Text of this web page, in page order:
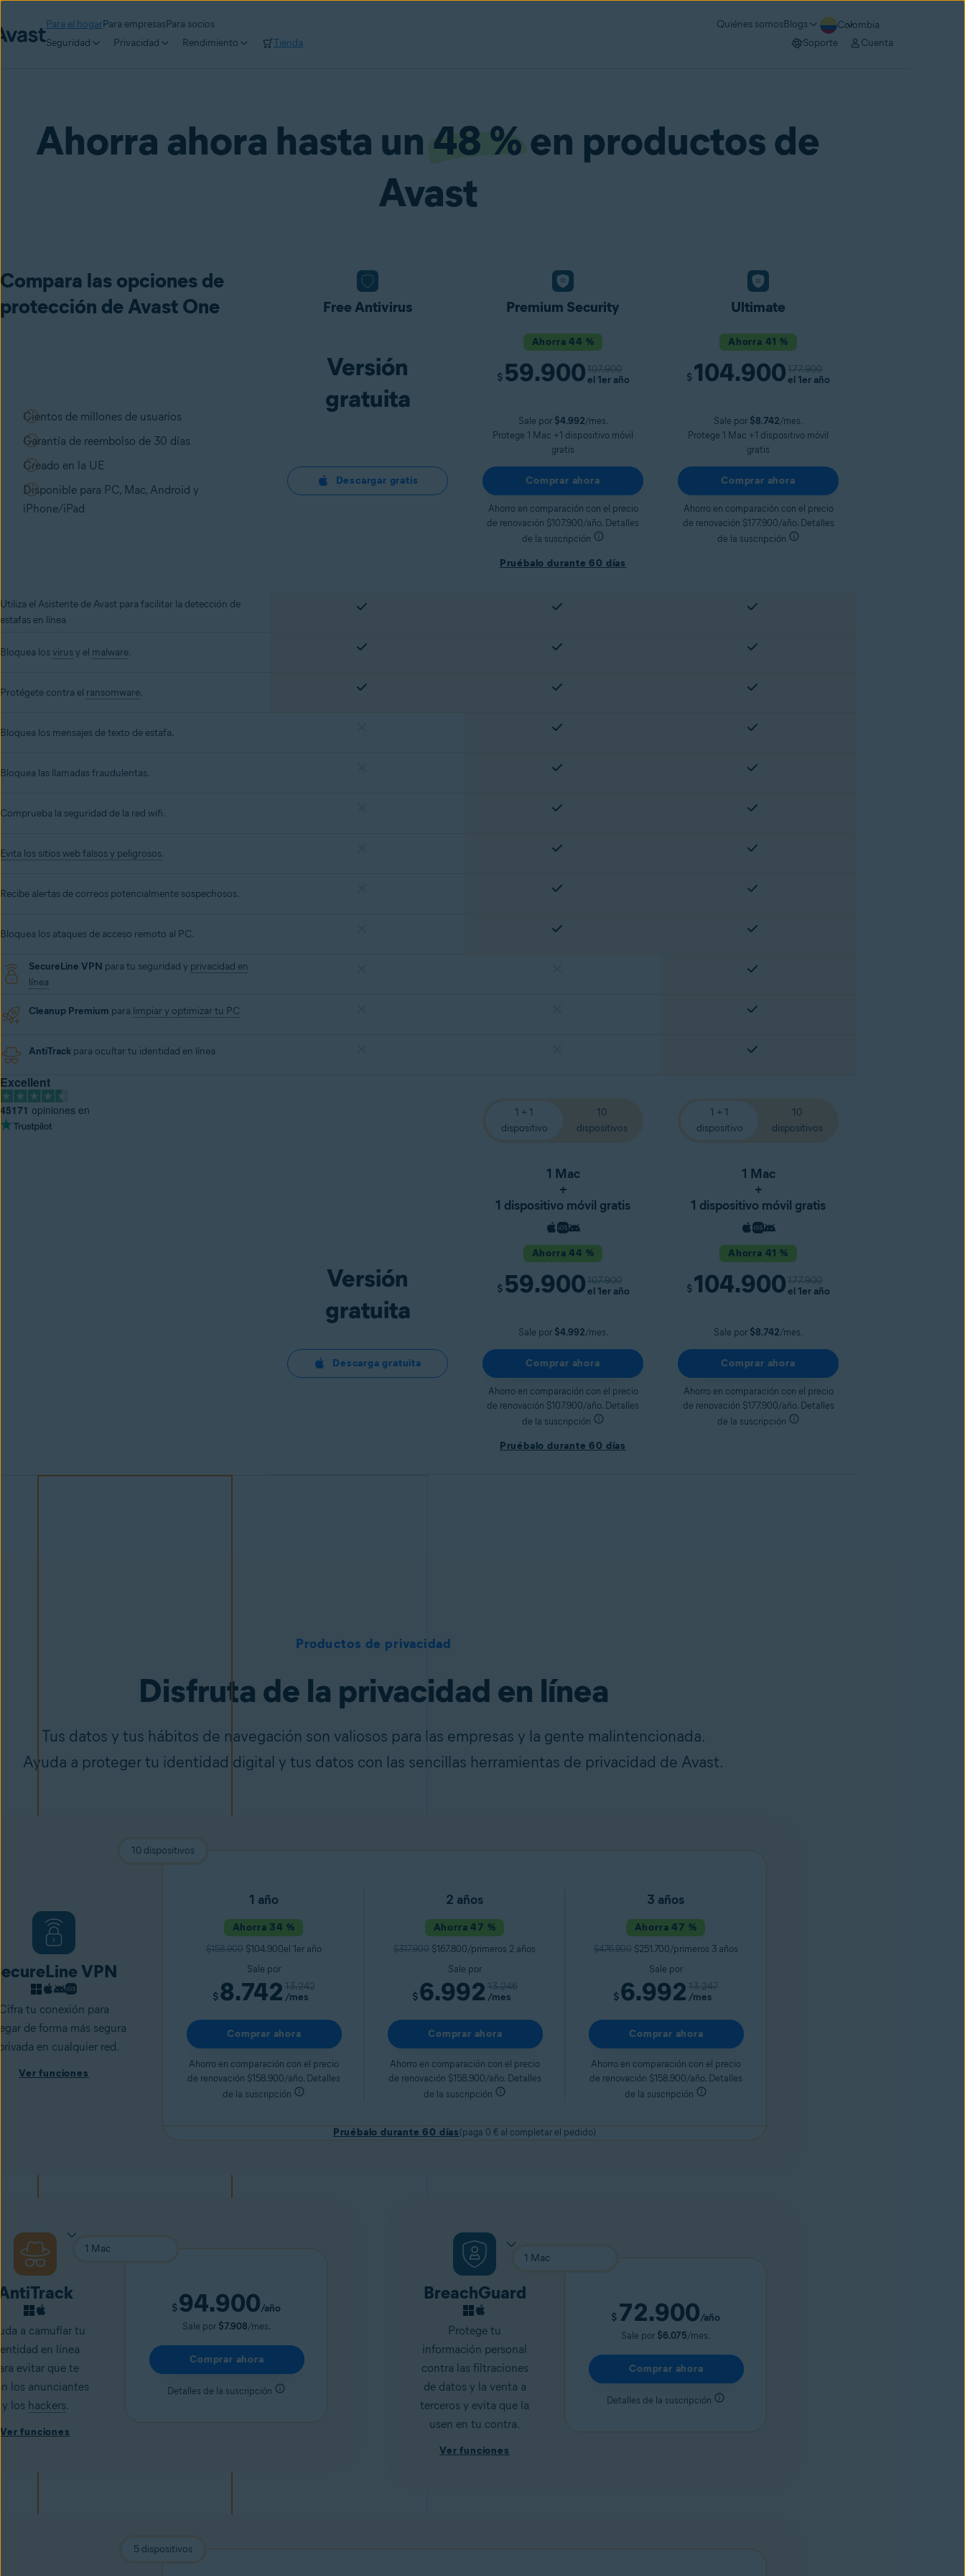
Para el hogarPara empresasPara socios Quiénes somosBlogs
Colombia
Seguridad
Privacidad Rendimiento Tienda Soporte Cuenta
Ahorra ahora hasta un 48 %en productos de
Avast
Compara las opciones de
protección de Avast One
Free Antivirus Premium Security Ultimate
Cientos de millones de usuarios
Garantía de reembolso de 30 días
Creado en la UE
Disponible para PC, Mac, Android y
iPhone/iPad
Versión
gratuita
Descargar gratis
Ahorra 44 %
$ 59.900107.900
el 1er año
Sale por $4.992/mes.
Protege 1 Mac +1 dispositivo móvil
gratis
Comprar ahora
Ahorro en comparación con el precio
de renovación $107.900/año. Detalles
de la suscripción
Pruébalo durante 60 días
Ahorra 41 %
$104.900177.900
el 1er año
Sale por $8.742/mes.
Protege 1 Mac +1 dispositivo móvil
gratis
Comprar ahora
Ahorro en comparación con el precio
de renovación $177.900/año. Detalles
de la suscripción
Utiliza el Asistente de Avast para facilitar la detección de
estafas en línea
Bloquea losvirusy el malware.
Protégete contra el ransomware.
Bloquea los mensajes de texto de estafa.
Bloquea las llamadas fraudulentas.
Comprueba la seguridad de la red wifi.
Evita los sitios web falsos y peligrosos.
Recibe alertas de correos potencialmente sospechosos.
Bloquea los ataques de acceso remoto al PC.
SecureLine VPN para tu seguridad y privacidad en
línea
Cleanup Premium para limpiar y optimizar tu PC
AntiTrack para ocultar tu identidad en línea
Excellent
45171 opiniones en
Versión
gratuita
Descarga gratuita
1 + 1
dispositivo
10
dispositivos
1 Mac
+
1 dispositivo móvil gratis
Ahorra 44 %
$ 59.900107.900
el 1er año
Sale por $4.992/mes.
Comprar ahora
Ahorro en comparación con el precio
de renovación $107.900/año. Detalles
de la suscripción
Pruébalo durante 60 días
1 + 1
dispositivo
10
dispositivos
1 Mac
+
1 dispositivo móvil gratis
Ahorra 41 %
$104.900177.900
el 1er año
Sale por $8.742/mes.
Comprar ahora
Ahorro en comparación con el precio
de renovación $177.900/año. Detalles
de la suscripción
Productos de privacidad
Disfruta de la privacidad en línea
Tus datos y tus hábitos de navegación son valiosos para las empresas y la gente malintencionada.
Ayuda a proteger tu identidad digital y tus datos con las sencillas herramientas de privacidad de Avast.
VPN
tu conexión para
de forma más segura
en cualquier red.
Ver funciones
10 dispositivos
1 año
Ahorra 34 %
$158.900 $104.900el 1er año
Sale por
$ 8.742 13.242
/mes
Comprar ahora
Ahorro en comparación con el precio
de renovación $158.900/año. Detalles
de la suscripción
2 años
Ahorra 47 %
$317.900 $167.800/primeros 2 años
Sale por
$ 6.992 13.246
/mes
Comprar ahora
Ahorro en comparación con el precio
de renovación $158.900/año. Detalles
de la suscripción
3 años
Ahorra 47 %
$476.900 $251.700/primeros 3 años
Sale por
$ 6.992 13.247
/mes
Comprar ahora
Ahorro en comparación con el precio
de renovación $158.900/año. Detalles
de la suscripción
Pruébalo durante 60 días (paga 0 € al completar el pedido)
a camuflar tu
en línea
evitar que te
los anunciantes
y los hackers.
Ver funciones
$94.900/año
Sale por $7.908/mes.
Comprar ahora
Detalles de la suscripción
BreachGuard
Protege tu
información personal
contra las filtraciones
de datos y la venta a
terceros y evita que la
usen en tu contra.
Ver funciones
$ 72.900/año
Sale por $6.075/mes.
Comprar ahora
Detalles de la suscripción
5 dispositivos